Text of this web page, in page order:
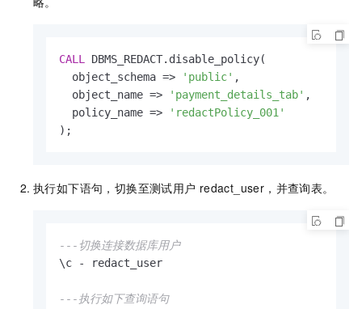
CALL
DBMS_REDACT.disable_policy(
  object_schema
=> 'public' ,
  object_name
=> 'payment_details_tab' ,
  policy_name
=>
'redactPolicy_001'
);
执行如下语句，切换至测试用户 redact_user，并查询表。
---切换连接数据库用户
\c
- redact_user
---执行如下查询语句